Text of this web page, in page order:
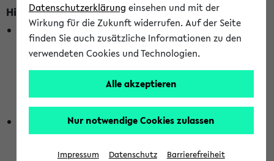
Hinweise zur Liste der Raumänderungen
In dieser Liste werden nur Veranstaltungstermine
berücksichtigt, die gerade oder innerhalb der nächsten 2
Stunden stattfinden. Berücksichtigt werden nur Termine,
wurden. Die Anzeige ist semesterübergreifend und nicht
abhängig vom im eKVV gewählten Semester.
Die hier gezeigte Liste von Raumänderungen kann nur
vollständig sein, wenn den Fakultäten von den Lehrenden
die Änderungen zeitnah mitgeteilt und diese Änderungen
Datenschutzerklärung einsehen und mit der
Wirkung für die Zukunft widerrufen. Auf der Seite
finden Sie auch zusätzliche Informationen zu den
verwendeten Cookies und Technologien.
Alle akzeptieren
Nur notwendige Cookies zulassen
Impressum Datenschutz Barrierefreiheit